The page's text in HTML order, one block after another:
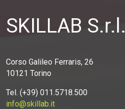
SKILLAB S.r.l.
Corso Galileo Ferraris, 26
10121 Torino
Tel. (+39) 011.5718.500
info@skillab.it